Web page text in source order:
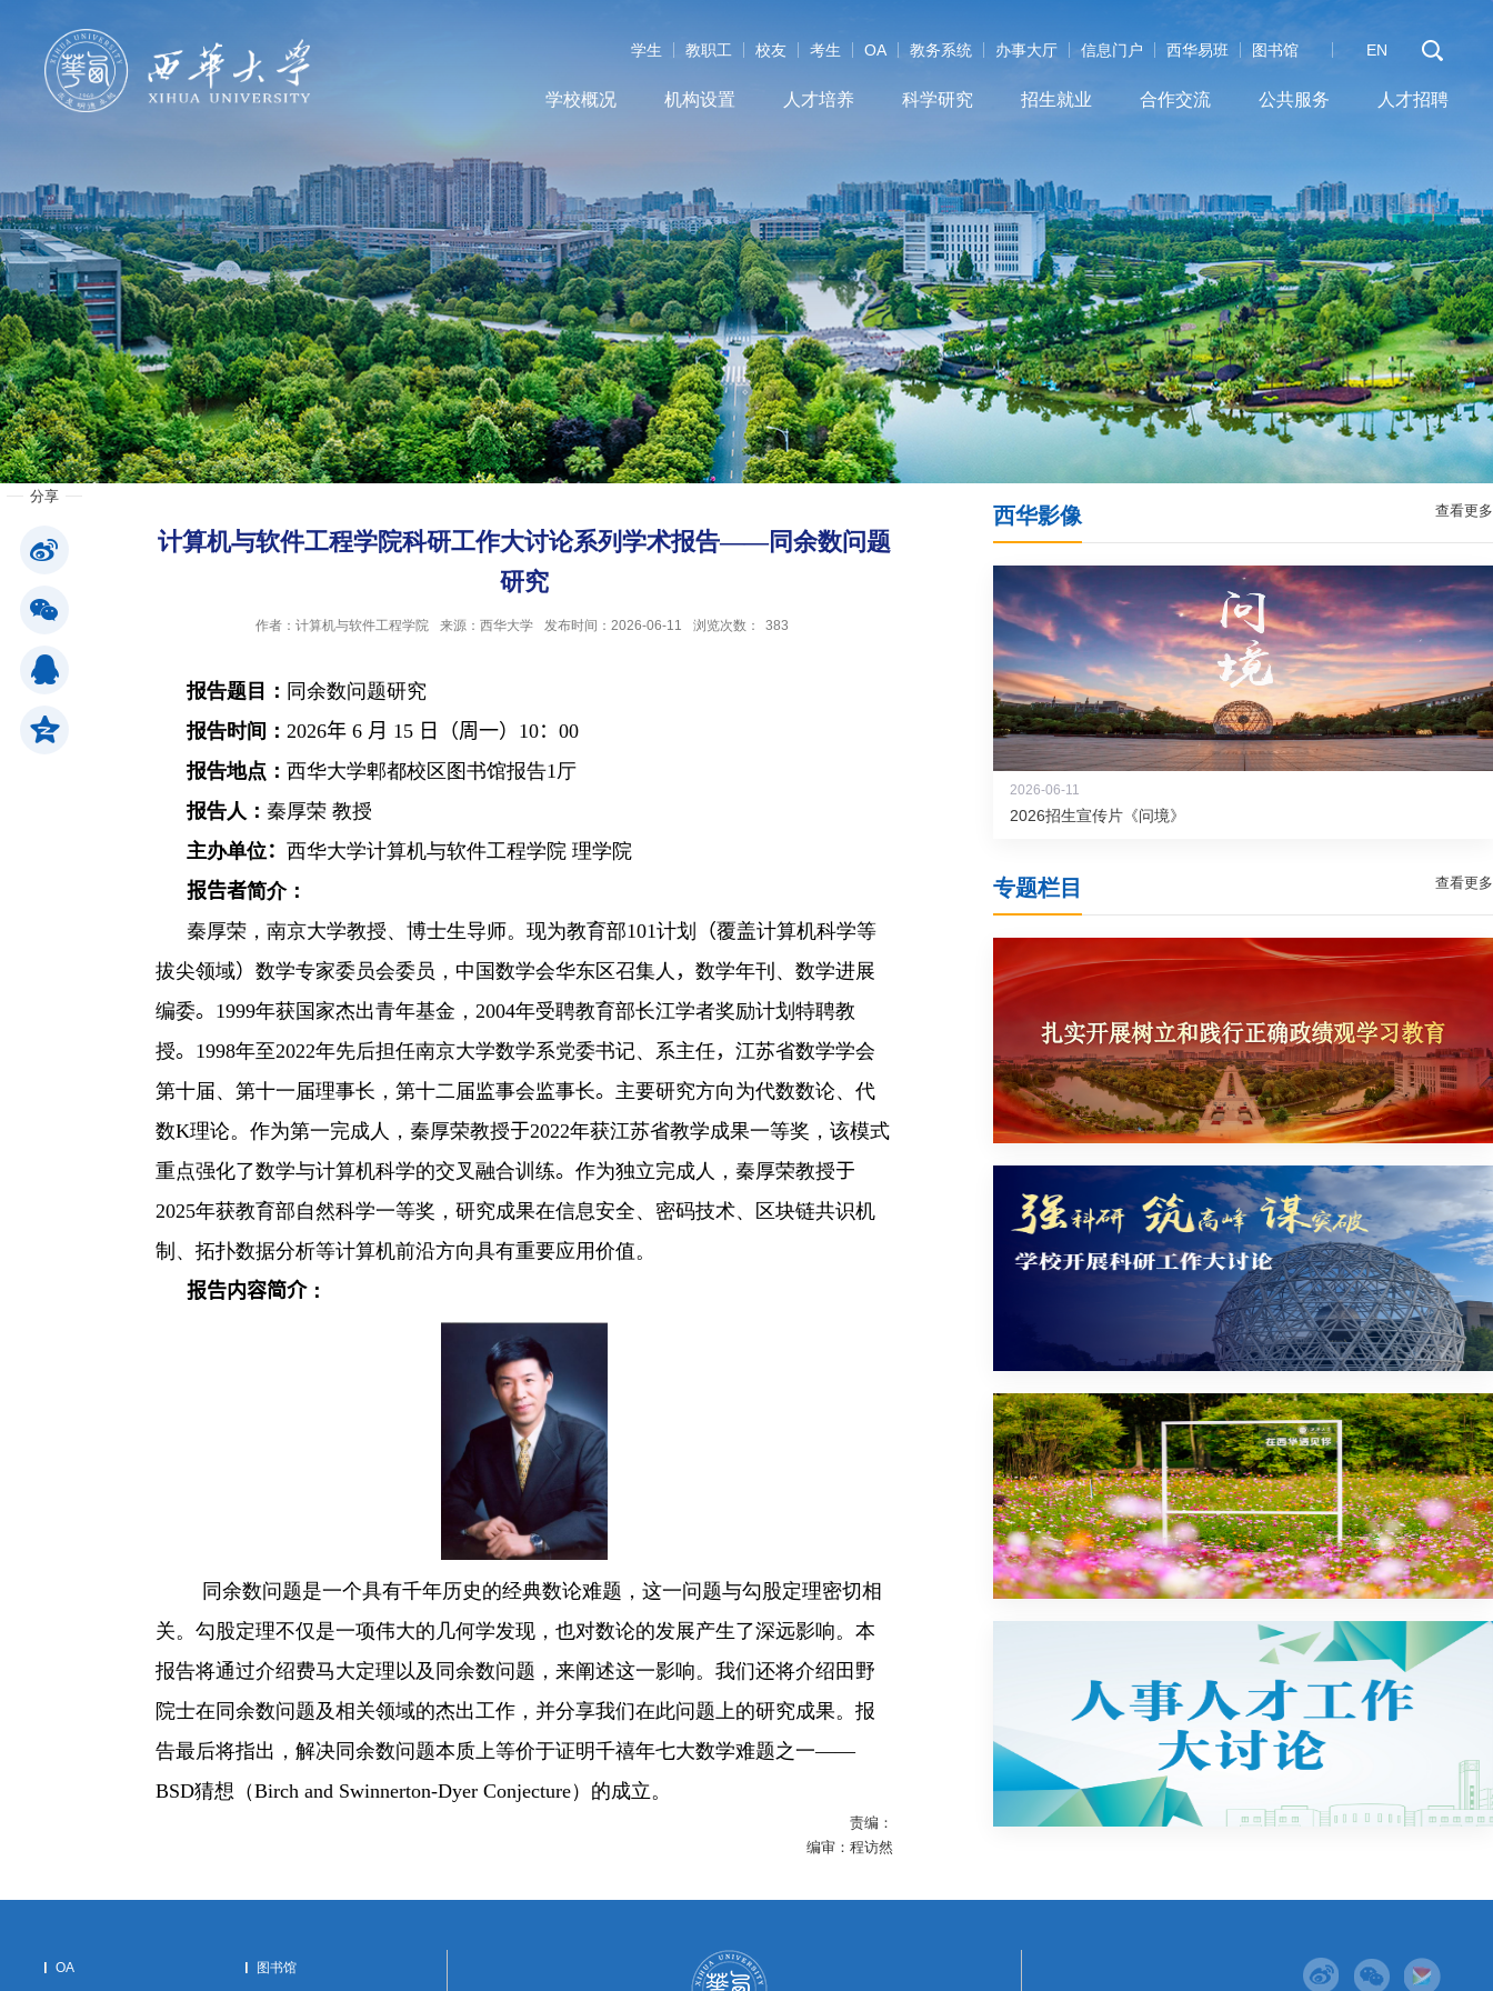
学生 教职工 校友 考生 OA 教务系统 办事大厅 信息门户 西华易班 图书馆 EN
学校概况 机构设置 人才培养 科学研究 招生就业 合作交流 公共服务 人才招聘
机构设置
人才培养
科学研究
招生就业
合作交流
公共服务
分享
计算机与软件工程学院科研工作大讨论系列学术报告——同余数问题
研究
作者：计算机与软件工程学院 来源：西华大学 发布时间：2026-06-11 浏览次数： 383
报告题目： 同余数问题研究
报告时间： 2026年 6 月 15 日（周一） 10： 00
报告地点： 西华大学郫都校区图书馆报告1厅
报告人： 秦厚荣 教授
主办单位： 西华大学计算机与软件工程学院 理学院
报告者简介：
秦厚荣，南京大学教授、博士生导师。现为教育部101计划 （覆盖计算机科学等
拔尖领域） 数学专家委员会委员，中国数学会华东区召集人 ， 数学年刊、数学进展
编委。 1999年获国家杰出青年基金， 2004年受聘教育部长江学者奖励计划特聘教
授。 1998年至2022年先后担任南京大学数学系党委书记、系主任， 江苏省数学学会
第十届、第十一届理事长，第十二届监事会监事长。 主要研究方向为代数数论、代
数K理论。作为第一完成人，秦厚荣教授于2022年获江苏省教学成果一等奖，该模式
重点强化了数学与计算机科学的交叉融合训练。 作为独立完成人，秦厚荣教授于
2025年获教育部自然科学一等奖，研究成果在信息安全、密码技术、区块链共识机
制、拓扑数据分析等计算机前沿方向具有重要应用价值。
报告内容简介：
同余数问题是一个具有千年历史的经典数论难题，这一问题与勾股定理密切相
关。勾股定理不仅是一项伟大的几何学发现，也对数论的发展产生了深远影响。本
报告将通过介绍费马大定理以及同余数问题，来阐述这一影响。我们还将介绍田野
院士在同余数问题及相关领域的杰出工作，并分享我们在此问题上的研究成果。报
告最后将指出，解决同余数问题本质上等价于证明千禧年七大数学难题之一——
BSD猜想（Birch and Swinnerton-Dyer Conjecture）的成立。
责编：
编审：程访然
西华影像 查看更多
2026-06-11
2026招生宣传片《问境》
专题栏目 查看更多
OA 图书馆